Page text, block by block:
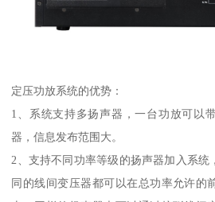
定压功放系统的优势：
1、系统支持多扬声器，一台功放可以
器，信息发布范围大。
2、支持不同功率等级的扬声器加入系统
同的线间变压器都可以在总功率允许的